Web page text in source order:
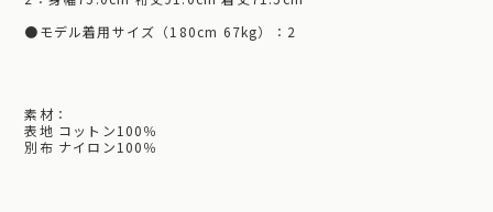
●モデル着用サイズ（180cm 67kg）：2
素材：
表地 コットン100％
別布 ナイロン100％